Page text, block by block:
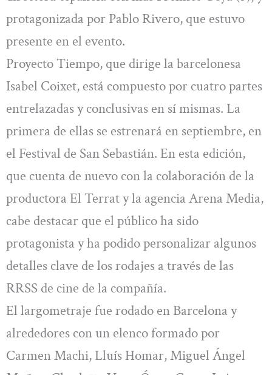
protagonizada por Pablo Rivero, que estuvo
presente en el evento.
Proyecto Tiempo, que dirige la barcelonesa
Isabel Coixet, está compuesto por cuatro partes
entrelazadas y conclusivas en sí mismas. La
primera de ellas se estrenará en septiembre, en
el Festival de San Sebastián. En esta edición,
que cuenta de nuevo con la colaboración de la
productora El Terrat y la agencia Arena Media,
cabe destacar que el público ha sido
protagonista y ha podido personalizar algunos
detalles clave de los rodajes a través de las
RRSS de cine de la compañía.
El largometraje fue rodado en Barcelona y
alrededores con un elenco formado por
Carmen Machi, Lluís Homar, Miguel Ángel